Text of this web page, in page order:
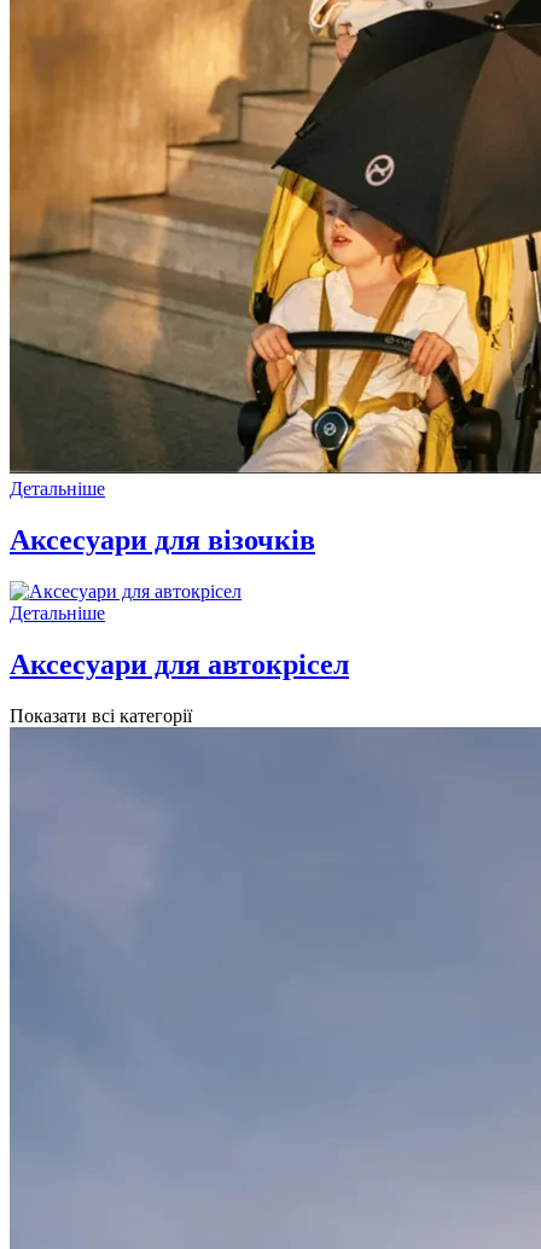
Детальніше
Аксесуари для візочків
Детальніше
Аксесуари для автокрісел
Показати всі категорії